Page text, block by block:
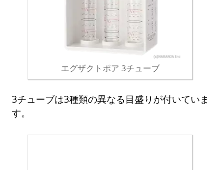
エグザクトポア 3チューブ
3チューブは3種類の異なる目盛りが付いていま
す。